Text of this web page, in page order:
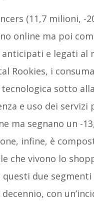
(11,7 milioni, -
online ma poi
e legati al
Rookies, i
sotto
e uso dei
ma segnano un -
infine, è
che vivono lo
due
con